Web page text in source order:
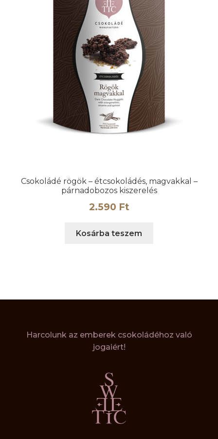
Csokoládé rögök – étcsokoládés, magvakkal –
párnadobozos kiszerelés
2.590 Ft
Kosárba teszem
Harcolunk az emberek csokoládéhoz való
jogaiért!